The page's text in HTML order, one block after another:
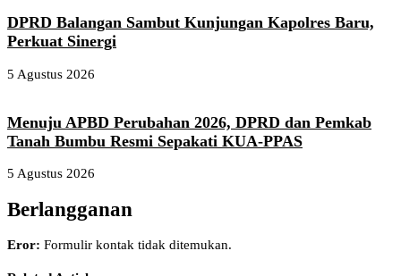
DPRD Balangan Sambut Kunjungan Kapolres Baru,
Perkuat Sinergi
5 Agustus 2026
Menuju APBD Perubahan 2026, DPRD dan Pemkab
Tanah Bumbu Resmi Sepakati KUA-PPAS
5 Agustus 2026
Berlangganan
Eror: Formulir kontak tidak ditemukan.